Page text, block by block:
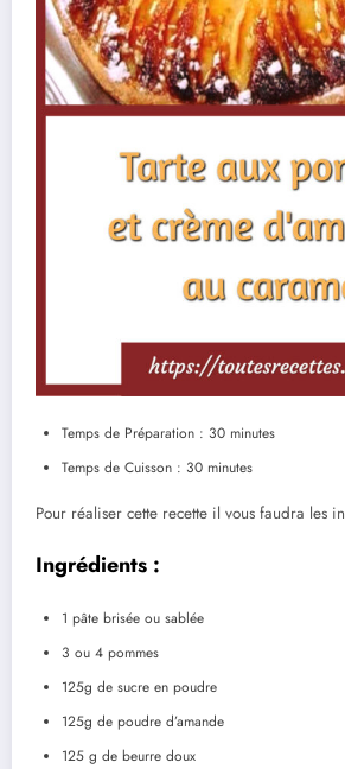
Temps de Préparation : 30 minutes
Temps de Cuisson : 30 minutes
Pour réaliser cette recette il vous faudra les
Ingrédients :
1 pâte brisée ou sablée
3 ou 4 pommes
125g de sucre en poudre
125g de poudre d’amande
125 g de beurre doux